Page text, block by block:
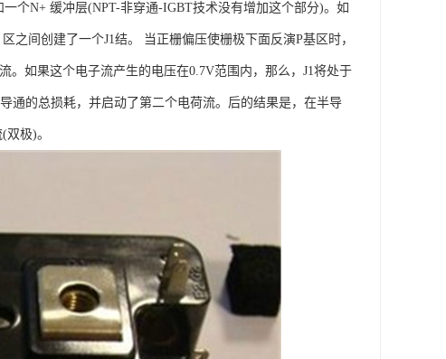
个N+ 缓冲层(NPT-非穿通-IGBT技术没有增加这个部分)。如
之间创建了一个J1结。 当正栅偏压使栅极下面反演P基区时，
。如果这个电子流产生的电压在0.7V范围内，那么，J1将处于
通的总损耗，并启动了第二个电荷流。后的结果是，在半导
极)。